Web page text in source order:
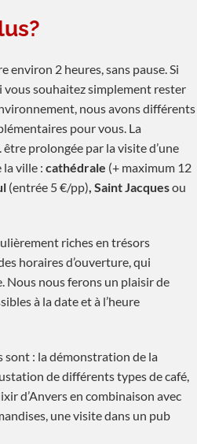
environ 2 heures, sans pause. Si
vous souhaitez simplement rester
nous avons différents
pour vous. La
prolongée par la visite d’une
la ville : cathédrale (+ maximum 12
(entrée 5 €/pp), Saint Jacquesou
riches en trésors
horaires d’ouverture, qui
Nous nous ferons un plaisir de
à la date et à l’heure
sont : la démonstration de la
de différents types de café,
d’Anvers en combinaison avec
une visite dans un pub